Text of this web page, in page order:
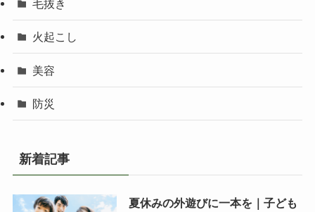
毛抜き
火起こし
美容
防災
新着記事
夏休みの外遊びに一本を｜子ども